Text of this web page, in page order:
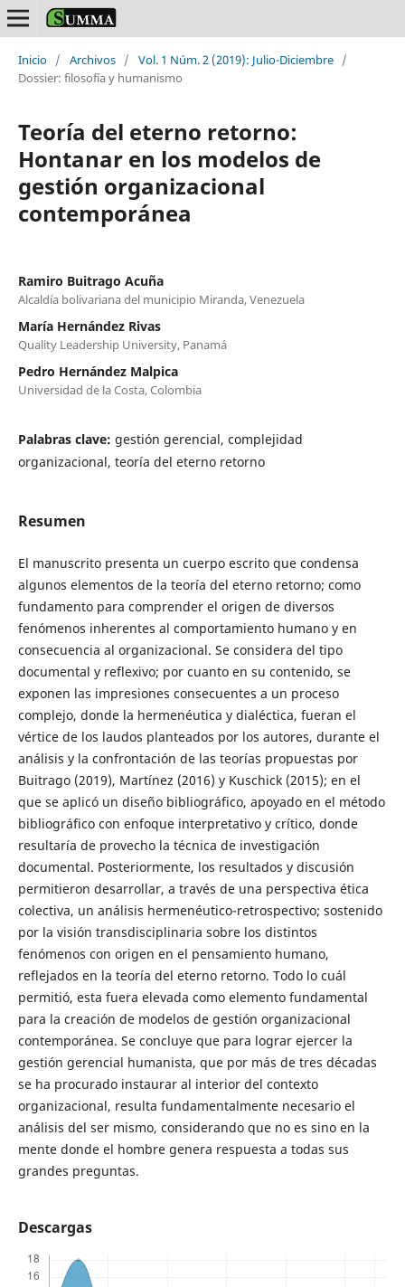
Inicio / Archivos / Vol. 1 Núm. 2 (2019): Julio-Diciembre /
Dossier: filosofía y humanismo
Teoría del eterno retorno:
Hontanar en los modelos de
gestión organizacional
contemporánea
Ramiro Buitrago Acuña
Alcaldía bolivariana del municipio Miranda, Venezuela
María Hernández Rivas
Quality Leadership University, Panamá
Pedro Hernández Malpica
Universidad de la Costa, Colombia
Palabras clave: gestión gerencial, complejidad
organizacional, teoría del eterno retorno
Resumen
El manuscrito presenta un cuerpo escrito que condensa
algunos elementos de la teoría del eterno retorno; como
fundamento para comprender el origen de diversos
fenómenos inherentes al comportamiento humano y en
consecuencia al organizacional. Se considera del tipo
documental y reflexivo; por cuanto en su contenido, se
exponen las impresiones consecuentes a un proceso
complejo, donde la hermenéutica y dialéctica, fueran el
vértice de los laudos planteados por los autores, durante el
análisis y la confrontación de las teorías propuestas por
Buitrago (2019), Martínez (2016) y Kuschick (2015); en el
que se aplicó un diseño bibliográfico, apoyado en el método
bibliográfico con enfoque interpretativo y crítico, donde
resultaría de provecho la técnica de investigación
documental. Posteriormente, los resultados y discusión
permitieron desarrollar, a través de una perspectiva ética
colectiva, un análisis hermenéutico-retrospectivo; sostenido
por la visión transdisciplinaria sobre los distintos
fenómenos con origen en el pensamiento humano,
reflejados en la teoría del eterno retorno. Todo lo cuál
permitió, esta fuera elevada como elemento fundamental
para la creación de modelos de gestión organizacional
contemporánea. Se concluye que para lograr ejercer la
gestión gerencial humanista, que por más de tres décadas
se ha procurado instaurar al interior del contexto
organizacional, resulta fundamentalmente necesario el
análisis del ser mismo, considerando que no es sino en la
mente donde el hombre genera respuesta a todas sus
grandes preguntas.
Descargas